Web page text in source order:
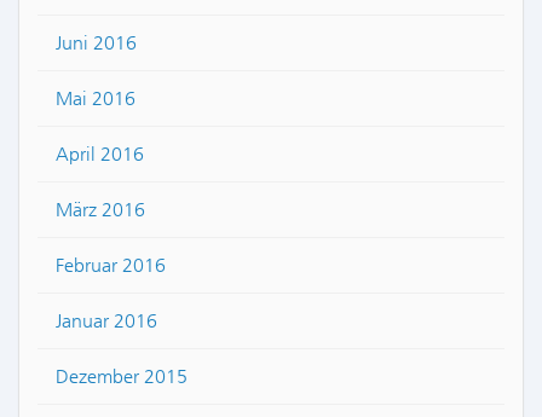
Juni 2016
Mai 2016
April 2016
März 2016
Februar 2016
Januar 2016
Dezember 2015